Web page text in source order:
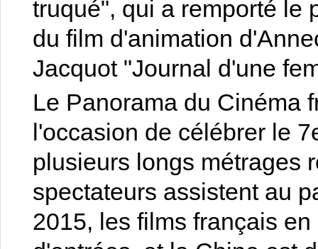
truqué", qui a remporté le
du film d'animation
Jacquot "Journal d'une
Le Panorama du Cinéma
l'occasion de célébrer le
plusieurs longs métrages
spectateurs assistent au
2015, les films français